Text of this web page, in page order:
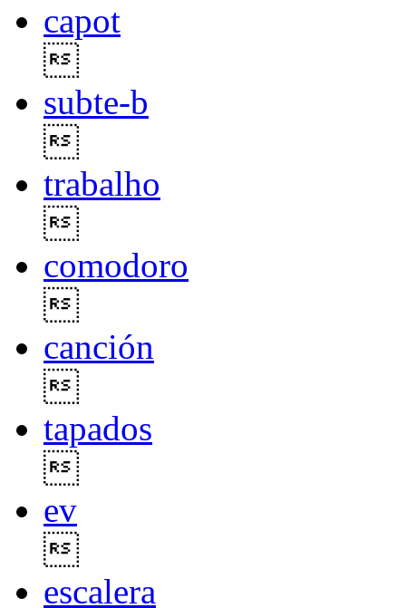
capot
subte-b
trabalho
comodoro
canción
tapados
ev
escalera